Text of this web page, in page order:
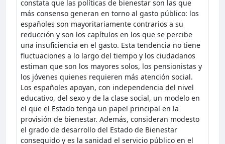
constata que las políticas de bienestar son las que
más consenso generan en torno al gasto público: los
españoles son mayoritariamente contrarios a su
reducción y son los capítulos en los que se percibe
una insuficiencia en el gasto. Esta tendencia no tiene
fluctuaciones a lo largo del tiempo y los ciudadanos
estiman que son los mayores solos, los pensionistas y
los jóvenes quienes requieren más atención social.
Los españoles apoyan, con independencia del nivel
educativo, del sexo y de la clase social, un modelo en
el que el Estado tenga un papel principal en la
provisión de bienestar. Además, consideran modesto
el grado de desarrollo del Estado de Bienestar
conseguido y es la sanidad el servicio público en el